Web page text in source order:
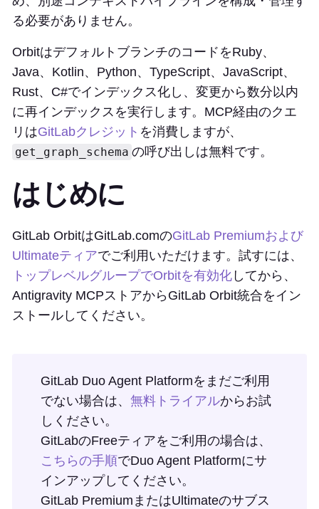
る必要がありません。
OrbitはデフォルトブランチのコードをRuby、
Java、Kotlin、Python、TypeScript、JavaScript、
Rust、C#でインデックス化し、変更から数分以内
に再インデックスを実行します。MCP経由のクエ
リはGitLabクレジット を消費しますが、
get_graph_schema の呼び出しは無料です。
はじめに
GitLab OrbitはGitLab.comのGitLab Premiumおよび
Ultimateティアでご利用いただけます。試すには、
トップレベルグループでOrbitを有効化 してから、
Antigravity MCPストアからGitLab Orbit統合をイン
ストールしてください。
GitLab Duo Agent Platformをまだご利用
でない場合は、 無料トライアルからお試
しください。
GitLabのFreeティアをご利用の場合は、
こちらの手順でDuo Agent Platformにサ
インアップしてください。
GitLab PremiumまたはUltimateのサブス